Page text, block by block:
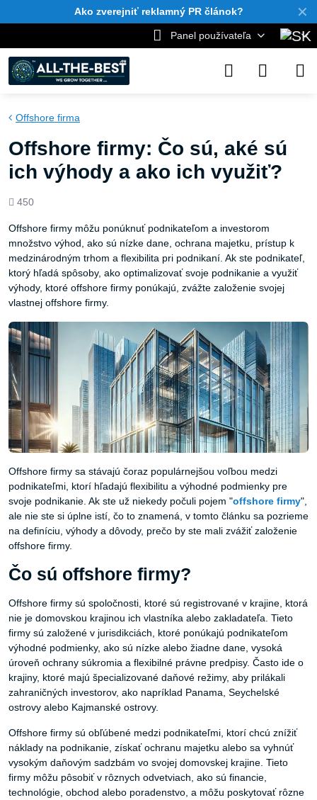
✕
Ako zverejniť reklamný PR článok?
Panel používateľa
Offshore firma
Offshore firmy: Čo sú, aké sú
ich výhody a ako ich využiť?
Počet
450
Offshore firmy môžu ponúknuť podnikateľom a investorom
množstvo výhod, ako sú nízke dane, ochrana majetku, prístup k
medzinárodným trhom a flexibilita pri podnikaní. Ak ste podnikateľ,
ktorý hľadá spôsoby, ako optimalizovať svoje podnikanie a využiť
výhody, ktoré offshore firmy ponúkajú, zvážte založenie svojej
vlastnej offshore firmy.
Offshore firmy sa stávajú čoraz populárnejšou voľbou medzi
podnikateľmi, ktorí hľadajú flexibilitu a výhodné podmienky pre
svoje podnikanie. Ak ste už niekedy počuli pojem "offshore firmy",
ale nie ste si úplne istí, čo to znamená, v tomto článku sa pozrieme
na definíciu, výhody a dôvody, prečo by ste mali zvážiť založenie
offshore firmy.
Čo sú offshore firmy?
Offshore firmy sú spoločnosti, ktoré sú registrované v krajine, ktorá
nie je domovskou krajinou ich vlastníka alebo zakladateľa. Tieto
firmy sú založené v jurisdikciách, ktoré ponúkajú podnikateľom
výhodné podmienky, ako sú nízke alebo žiadne dane, vysoká
úroveň ochrany súkromia a flexibilné právne predpisy. Často ide o
krajiny, ktoré majú špecializované daňové režimy, aby prilákali
zahraničných investorov, ako napríklad Panama, Seychelské
ostrovy alebo Kajmanské ostrovy.
Offshore firmy sú obľúbené medzi podnikateľmi, ktorí chcú znížiť
náklady na podnikanie, získať ochranu majetku alebo sa vyhnúť
vysokým daňovým sadzbám vo svojej domovskej krajine. Tieto
firmy môžu pôsobiť v rôznych odvetviach, ako sú financie,
technológie, obchod alebo poradenstvo, a môžu poskytovať rôzne